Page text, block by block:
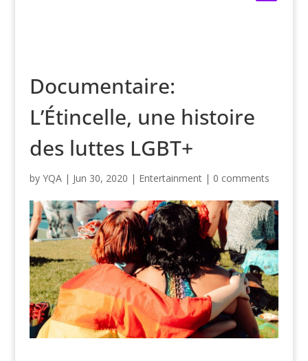
Documentaire:
L’Étincelle, une histoire
des luttes LGBT+
by YQA| Jun 30, 2020 | Entertainment| 0 comments